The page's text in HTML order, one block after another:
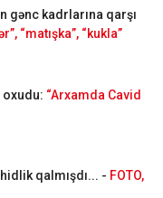
gənc kadrlarına qarşı
“matışka”, “kukla”
oxudu: “Arxamda Cavid
qalmışdı... - FOTO,